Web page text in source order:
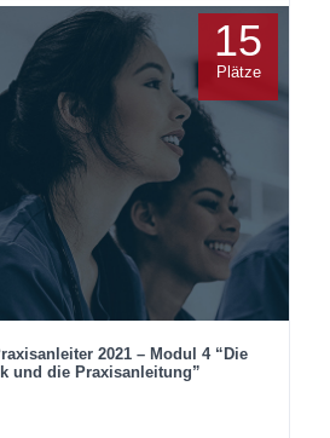
2021 – Modul 4 “Die
und die Praxisanleitung”
15
Plätze